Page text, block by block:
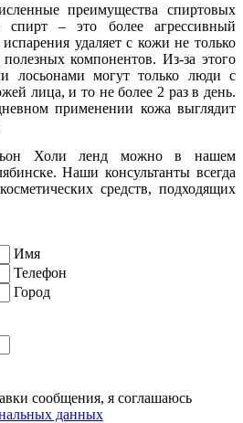
преимущества спиртовых
спирт – это более агрессивный
удаляет с кожи не только
компонентов. Из-за этого
лосьонами могут только люди с
лица, и то не более 2 раз в день.
применении кожа выглядит
Холи ленд можно в нашем
Наши консультанты всегда
средств, подходящих
Имя
Телефон
Город
сообщения, я соглашаюсь
данных